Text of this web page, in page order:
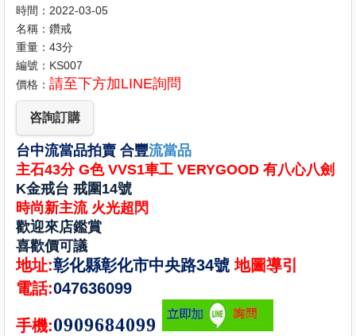
時間：2022-03-05
名稱：鑽戒
重量：43分
編號：KS007
價格： 請至下方加LINE詢問
咨詢訂購
台中流當品拍賣 合豐流當品
主石43分 G色 VVS1車工 VERYGOOD 有八心八劍
K金戒台 戒圍14號
時尚新主流 火光超閃
歡迎來店鑑賞
喜歡價可議
地址:彰化縣彰化市中央路34號地圖導引
電話:047636099
手機:0909684099